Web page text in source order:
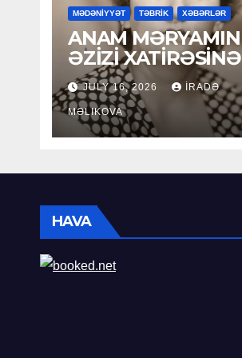
MƏDƏNİYYƏT TƏBRİK XƏBƏRLƏR
ANAM MƏRYAMIN
ƏZİZİ XATİRƏSİNƏ
JULY 16, 2026 İRADƏ
MƏLIKOVA
HAVA